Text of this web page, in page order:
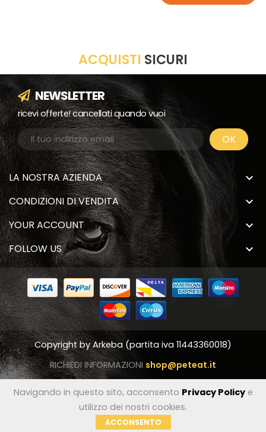
ACQUISTI SICURI
NEWSLETTER
ricevi offerte! cancellati quando vuoi
LA NOSTRA AZIENDA 
CONDIZIONI DI VENDITA 
YOUR ACCOUNT 
FOLLOW US 
Copyright by Arkeba (partita iva 11443360018)
RICHIEDI INFORMAZIONI shop@peteat.it
Navigando in questo sito, acconsento Privacy Policye
utilizzo dei nostri cookies.
ACCONSENTO